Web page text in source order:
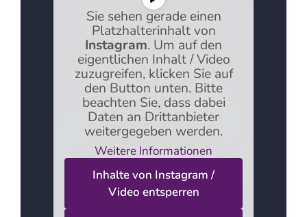
Sie sehen gerade einen
Platzhalterinhalt von
Instagram. Um auf den
eigentlichen Inhalt / Video
zuzugreifen, klicken Sie auf
den Button unten. Bitte
beachten Sie, dass dabei
Daten an Drittanbieter
weitergegeben werden.
Weitere Informationen
Inhalte von Instagram /
Video entsperren